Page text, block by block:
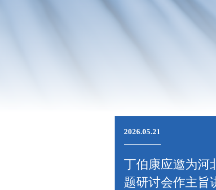
2026.05.21
丁伯康应邀为河
题研讨会作主旨